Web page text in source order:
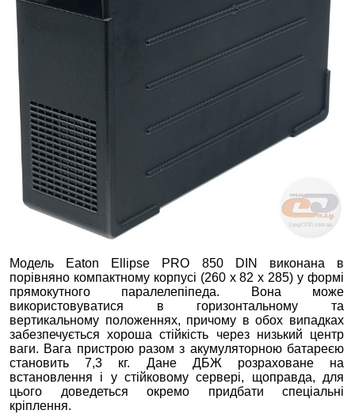
Модель Eaton Ellipse PRO 850 DIN виконана в
порівняно компактному корпусі (260 х 82 х 285) у формі
прямокутного паралелепіпеда. Вона може
використовуватися в горизонтальному та
вертикальному положеннях, причому в обох випадках
забезпечується хороша стійкість через низький центр
ваги. Вага пристрою разом з акумуляторною батареєю
становить 7,3 кг. Дане ДБЖ розраховане на
встановлення і у стійковому сервері, щоправда, для
цього доведеться окремо придбати спеціальні
кріплення.